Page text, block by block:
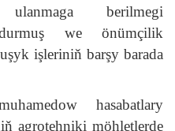
berilmegi
durmuş we önümçilik
işleriniň barşy barada
hasabatlary
agrotehniki möhletlerde